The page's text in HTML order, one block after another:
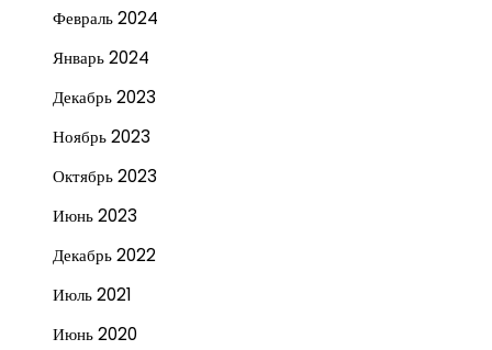
Февраль 2024
Январь 2024
Декабрь 2023
Ноябрь 2023
Октябрь 2023
Июнь 2023
Декабрь 2022
Июль 2021
Июнь 2020